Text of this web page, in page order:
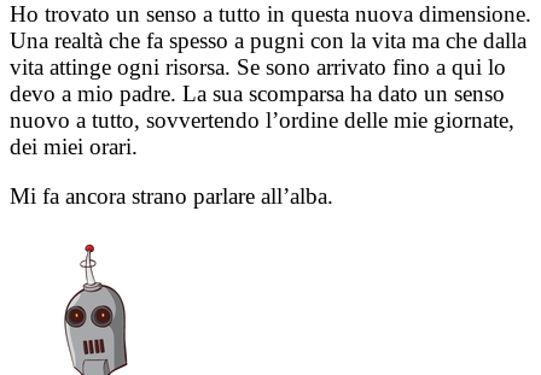
Ho trovato un senso a tutto in questa nuova dimensione.
Una realtà che fa spesso a pugni con la vita ma che dalla
vita attinge ogni risorsa. Se sono arrivato fino a qui lo
devo a mio padre. La sua scomparsa ha dato un senso
nuovo a tutto, sovvertendo l’ordine delle mie giornate,
dei miei orari.
Mi fa ancora strano parlare all’alba.